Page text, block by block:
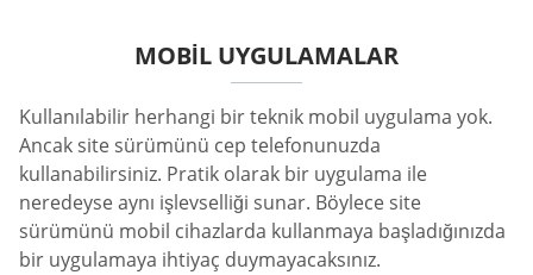
MOBIL UYGULAMALAR
Kullanılabilir herhangi bir teknik mobil uygulama yok.
Ancak site sürümünü cep telefonunuzda
kullanabilirsiniz. Pratik olarak bir uygulama ile
neredeyse aynı işlevselliği sunar. Böylece site
sürümünü mobil cihazlarda kullanmaya başladığınızda
bir uygulamaya ihtiyaç duymayacaksınız.